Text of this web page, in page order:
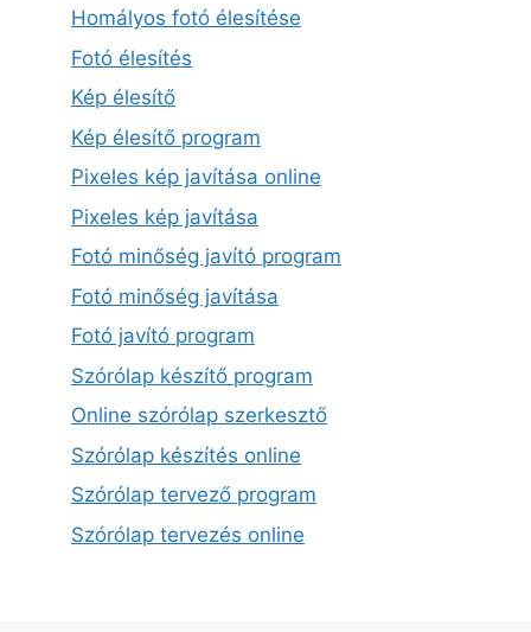
Homályos fotó élesítése
Fotó élesítés
Kép élesítő
Kép élesítő program
Pixeles kép javítása online
Pixeles kép javítása
Fotó minőség javító program
Fotó minőség javítása
Fotó javító program
Szórólap készítő program
Online szórólap szerkesztő
Szórólap készítés online
Szórólap tervező program
Szórólap tervezés online